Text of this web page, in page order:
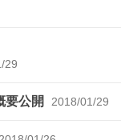
29
要公開 2018/01/29